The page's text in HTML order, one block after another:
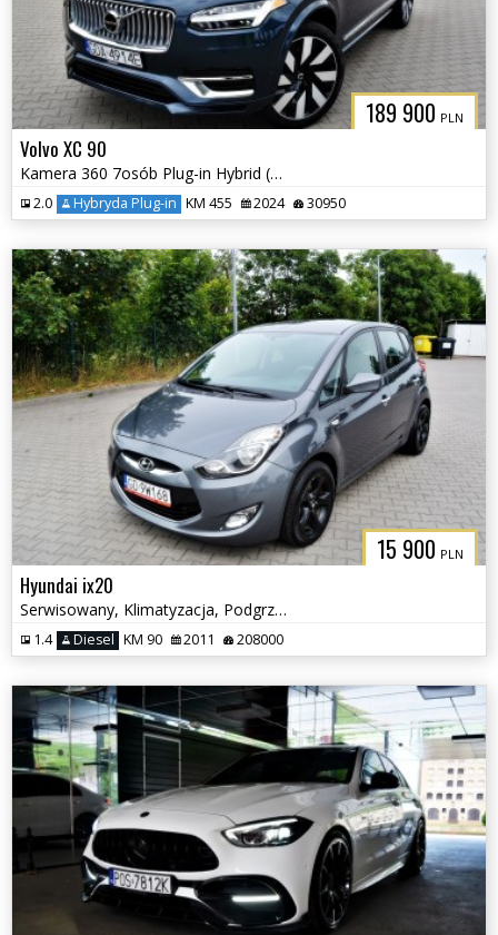
189 900 PLN
Volvo XC 90
Kamera 360 7osób Plug-in Hybrid (Recharge) Elektryczna Klapa
2.0 Hybryda Plug-in KM 455 2024 30950
15 900 PLN
Hyundai ix20
Serwisowany, Klimatyzacja, Podgrzewane fotele
1.4 Diesel KM 90 2011 208000